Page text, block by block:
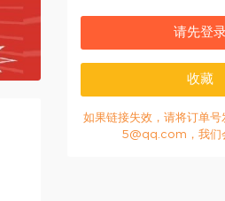
请先登
收藏
如果链接失效，请将订单
5@qq.com，我们